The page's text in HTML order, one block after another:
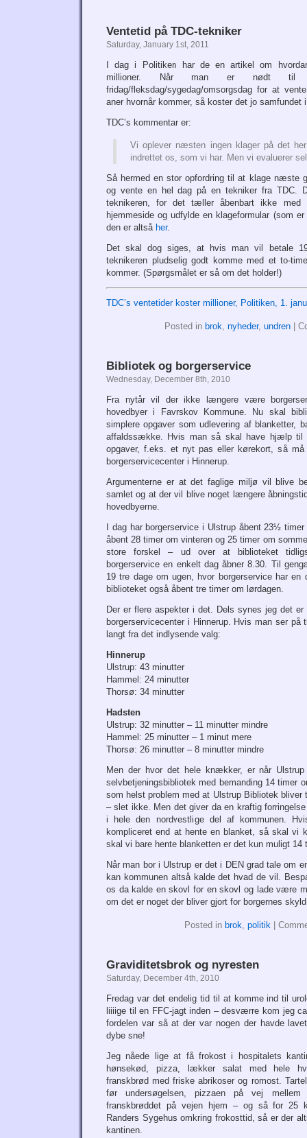
Ventetid på TDC-tekniker
Saturday, January 1st, 2011
I dag i Politiken har de en artikel om
millioner. Når man er nødt
fridag/fleksdag/sygedag/omsorgsdag for at
aner hvornår kommer, så koster det jo samfundet
TDC’s kommentar er:
Vi oplever næsten ingen klager på det
indrettet os, som vi har. Men vi evaluerer
Så hermed en stor opfordring til at klage næste
og vente en hel dag på en tekniker fra TDC.
teknikeren, for det tæller åbenbart ikke
hjemmeside og udfylde en klageformular (som
den er altså her.
Det skal dog siges, at hvis man vil betale
teknikeren pludselig godt komme med et to-
kommer. (Spørgsmålet er så om det holder!)
TDC’s ventetider koster millioner, Politiken, 1.
Posted in brok, nyheder, undren
Bibliotek og borgerservice
Wednesday, December 8th, 2010
Fra nytår vil der ikke længere være
hovedbyer i Favrskov Kommune. Nu skal
simplere opgaver som udlevering af blanketter,
affaldssække. Hvis man så skal have hjælp til
opgaver, f.eks. et nyt pas eller kørekort, så
borgerservicecenter i Hinnerup.
Argumenterne er at det faglige miljø vil blive
samlet og at der vil blive noget længere
hovedbyerne.
I dag har borgerservice i Ulstrup åbent 23½
åbent 28 timer om vinteren og 25 timer om
store forskel – ud over at biblioteket
borgerservice en enkelt dag åbner 8.30. Til
19 tre dage om ugen, hvor borgerservice har
biblioteket også åbent tre timer om lørdagen.
Der er flere aspekter i det. Dels synes jeg det
borgerservicecenter i Hinnerup. Hvis man ser på
langt fra det indlysende valg:
Hinnerup
Ulstrup: 43 minutter
Hammel: 24 minutter
Thorsø: 34 minutter
Hadsten
Ulstrup: 32 minutter – 11 minutter mindre
Hammel: 25 minutter – 1 minut mere
Thorsø: 26 minutter – 8 minutter mindre
Men der hvor det hele knækker, er når
selvbetjeningsbibliotek med bemanding 14 timer
som helst problem med at Ulstrup Bibliotek bliver
– slet ikke. Men det giver da en kraftig
i hele den nordvestlige del af kommunen.
kompliceret end at hente en blanket, så skal vi
skal vi bare hente blanketten er det kun muligt 14
Når man bor i Ulstrup er det i DEN grad tale om
kan kommunen altså kalde det hvad de vil.
os da kalde en skovl for en skovl og lade være
om det er noget der bliver gjort for borgernes
Posted in brok, politik
Graviditetsbrok og nyresten
Saturday, December 4th, 2010
Fredag var det endelig tid til at komme ind til
liiiige til en FFC-jagt inden – desværre kom jeg
fordelen var så at der var nogen der havde
dybe sne!
Jeg nåede lige at få frokost i hospitalets
hønsekød, pizza, lækker salat med hele
franskbrød med friske abrikoser og romost.
før undersøgelsen, pizzaen på vej
franskbrøddet på vejen hjem – og så for 25
Randers Sygehus omkring frokosttid, så er der
kantinen.